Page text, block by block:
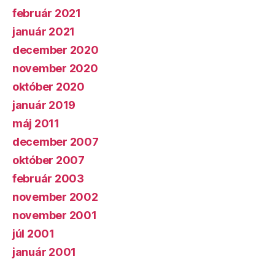
február 2021
január 2021
december 2020
november 2020
október 2020
január 2019
máj 2011
december 2007
október 2007
február 2003
november 2002
november 2001
júl 2001
január 2001